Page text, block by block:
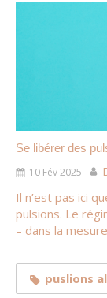
Se libérer des
10 Fév 2025
Il n’est pas ici
pulsions. Le
– dans la
puslions